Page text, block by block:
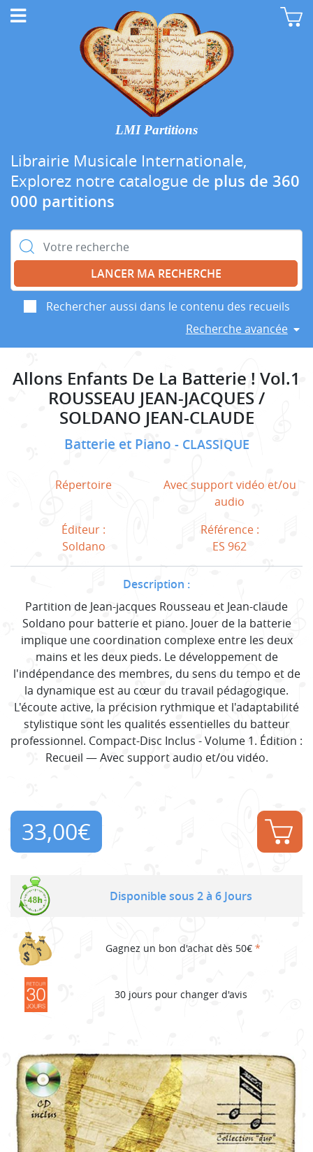
LMI Partitions
Librairie Musicale Internationale,
Explorez notre catalogue de plus de 360
000 partitions
Rechercher :
Rechercher aussi dans le contenu des recueils
Recherche avancée
Allons Enfants De La Batterie ! Vol.1
ROUSSEAU JEAN-JACQUES /
SOLDANO JEAN-CLAUDE
Batterie et Piano CLASSIQUE
Répertoire
Avec support vidéo et/ou
audio
Éditeur :
Soldano
Référence :
ES 962
Description :
Partition de Jean-jacques Rousseau et Jean-claude
Soldano pour batterie et piano. Jouer de la batterie
implique une coordination complexe entre les deux
mains et les deux pieds. Le développement de
l'indépendance des membres, du sens du tempo et de
la dynamique est au cœur du travail pédagogique.
L'écoute active, la précision rythmique et l'adaptabilité
stylistique sont les qualités essentielles du batteur
professionnel. Compact-Disc Inclus - Volume 1. Édition :
Recueil — Avec support audio et/ou vidéo.
33,00€
Disponible sous 2 à 6 Jours
Gagnez un bon d'achat dès 50€ *
30 jours pour changer d'avis